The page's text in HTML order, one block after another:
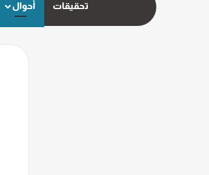
تحقيقات أحوال